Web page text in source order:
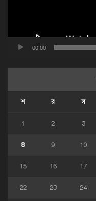
00:00
শ র স
1 2 3
8 9 10
15 16 17
22 23 24